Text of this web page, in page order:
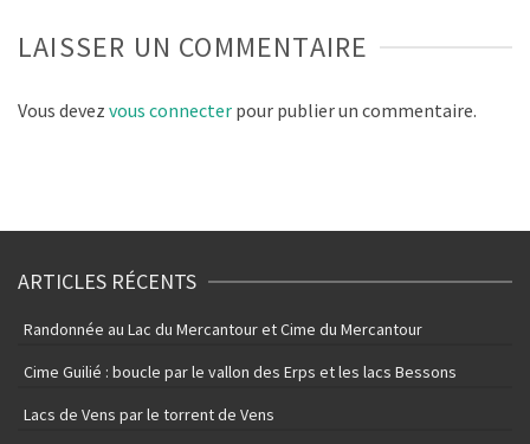
LAISSER UN COMMENTAIRE
Vous devez vous connecter pour publier un commentaire.
ARTICLES RÉCENTS
Randonnée au Lac du Mercantour et Cime du Mercantour
Cime Guilié : boucle par le vallon des Erps et les lacs Bessons
Lacs de Vens par le torrent de Vens